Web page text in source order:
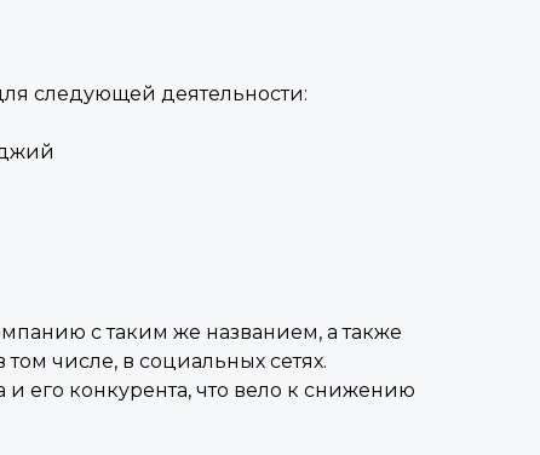
следующей деятельности:
с таким же названием, а также
числе, в социальных сетях.
его конкурента, что вело к снижению